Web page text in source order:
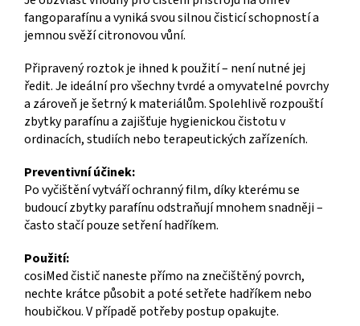
fangoparafínu a vyniká svou silnou čisticí schopností a
jemnou svěží citronovou vůní.
Připravený roztok je ihned k použití – není nutné jej
ředit. Je ideální pro všechny tvrdé a omyvatelné povrchy
a zároveň je šetrný k materiálům. Spolehlivě rozpouští
zbytky parafínu a zajišťuje hygienickou čistotu v
ordinacích, studiích nebo terapeutických zařízeních.
Preventivní účinek:
Po vyčištění vytváří ochranný film, díky kterému se
budoucí zbytky parafínu odstraňují mnohem snadněji –
často stačí pouze setření hadříkem.
Použití:
cosiMed čistič naneste přímo na znečištěný povrch,
nechte krátce působit a poté setřete hadříkem nebo
houbičkou. V případě potřeby postup opakujte.